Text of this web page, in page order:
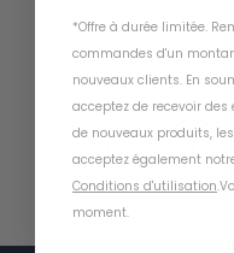
*Offre à durée limitée.
commandes d'un
nouveaux clients. En
acceptez de recevoir
de nouveaux produits,
acceptez également
Conditions d'utilisation.
moment.